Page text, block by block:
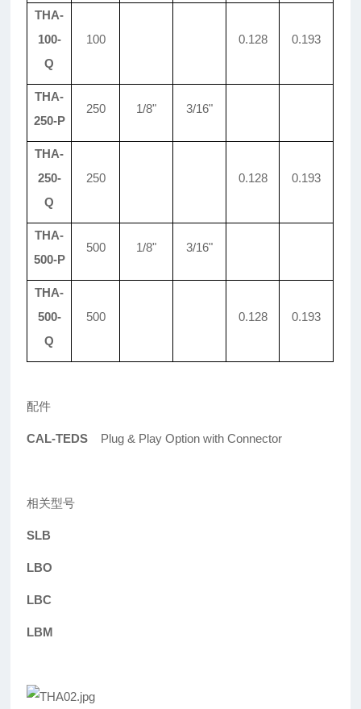
THA-
100-
Q
100 0.128 0.193
THA-
250-P
250 1/8" 3/16"
THA-
250-
Q
250 0.128 0.193
THA-
500-P
500 1/8" 3/16"
THA-
500-
Q
500 0.128 0.193
配件
CAL-TEDS Plug & Play Option with Connector
相关型号
SLB
LBO
LBC
LBM